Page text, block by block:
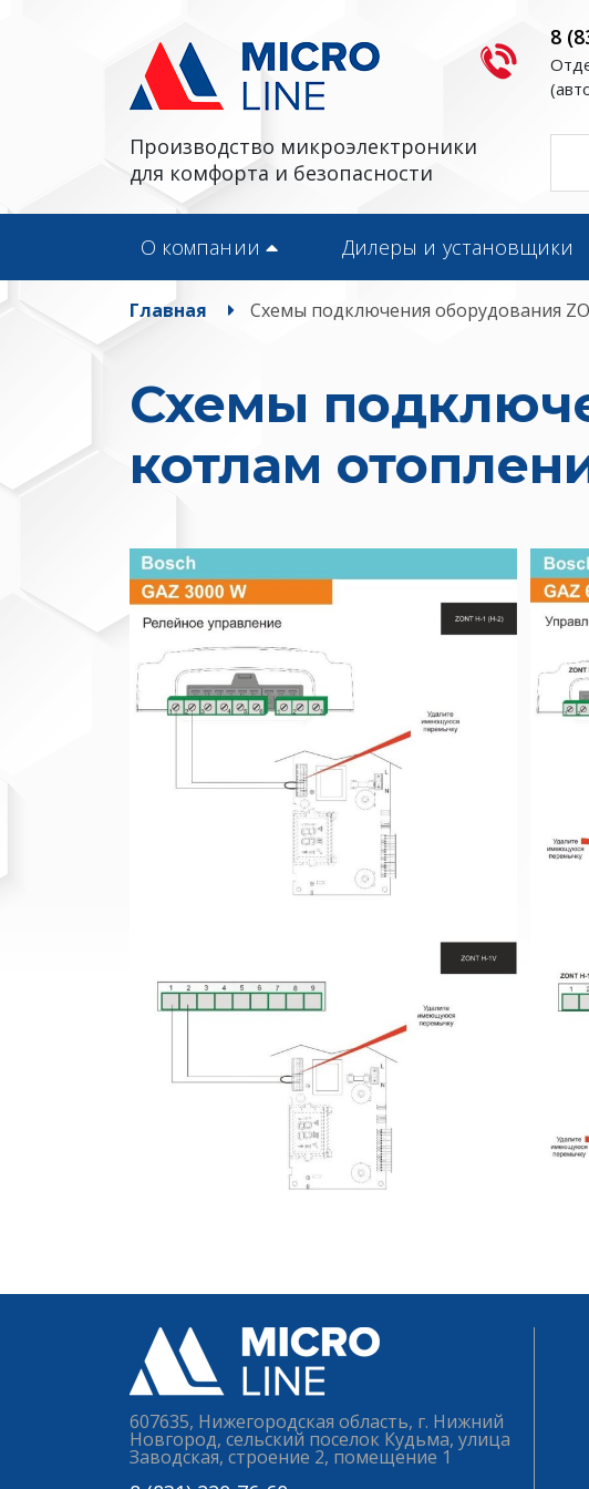
Производство микроэлектроники
для комфорта и безопасности
8
О компании Дилеры и установщики
Главная Схемы подключения оборудования
Схемы
котлам
607635, Нижегородская область, г. Нижний
Новгород, сельский поселок Кудьма, улица
Заводская, строение 2, помещение 1